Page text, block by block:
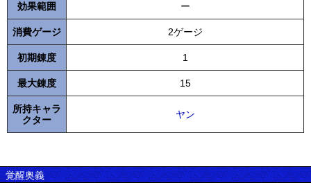
効果範囲 ー
消費ゲージ 2ゲージ
初期錬度 1
最大錬度 15
所持キャラ
クター
ヤン
覚醒奥義